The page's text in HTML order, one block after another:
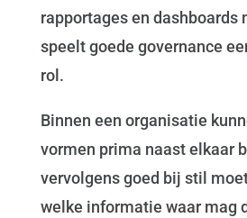
rapportages en dashboards
speelt goede governance
rol.
Binnen een organisatie
vormen prima naast elkaar
vervolgens goed bij stil
welke informatie waar mag